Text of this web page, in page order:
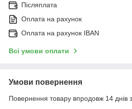
Післяплата
Оплата на рахунок
Оплата на рахунок IBAN
Всі умови оплати
Умови повернення
Повернення товару впродовж 14 днів